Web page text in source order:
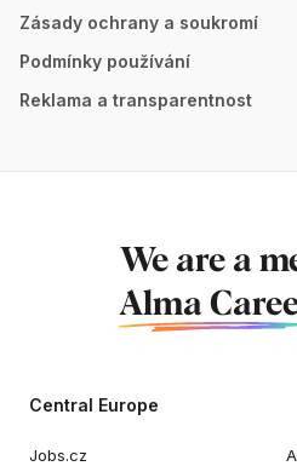
Zásady ochrany a soukromí
Podmínky používání
Reklama a transparentnost
We are a
Alma
Central Europe
Jobs.cz